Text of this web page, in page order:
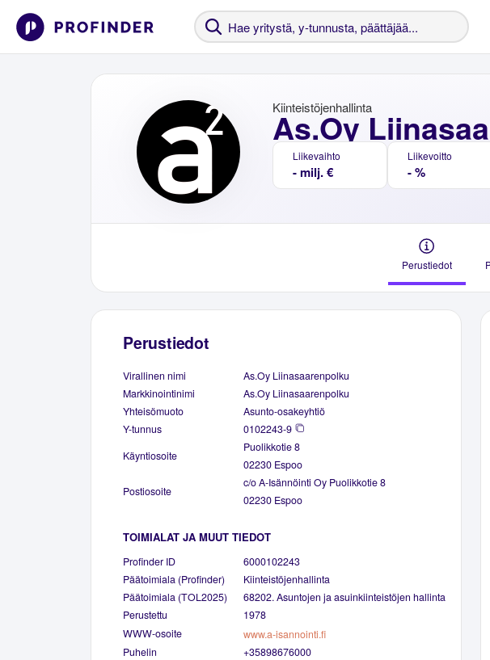
As.Oy
Kiinteistöjenhallinta
Liikevaihto
- milj. €
Liikevoitto
- %
Perustiedot
Perustiedot
Virallinen nimi
As.Oy Liinasaarenpolku
Markkinointinimi
As.Oy Liinasaarenpolku
Yhteisömuoto
Asunto-osakeyhtiö
Y-tunnus
0102243-9
Käyntiosoite
Puolikkotie 8
02230 Espoo
Postiosoite
c/o A-Isännöinti Oy Puolikkotie 8
02230 Espoo
TOIMIALAT JA MUUT TIEDOT
Profinder ID
6000102243
Päätoimiala (Profinder)
Kiinteistöjenhallinta
Päätoimiala (TOL2025)
68202. Asuntojen ja asuinkiinteistöjen hallinta
Perustettu
1978
WWW-osoite
www.a-isannointi.fi
Puhelin
+35898676000